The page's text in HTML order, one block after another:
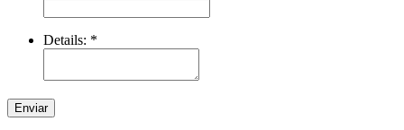
Details: *
Enviar